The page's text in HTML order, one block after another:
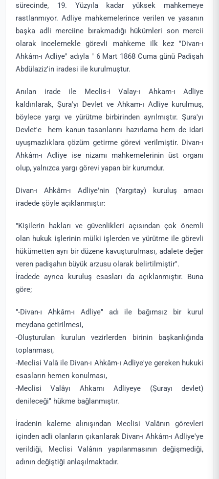
sürecinde, 19. Yüzyıla kadar yüksek mahkemeye
rastlanmıyor. Adliye mahkemelerince verilen ve yasanın
başka adli merciine bırakmadığı hükümleri son mercii
olarak incelemekle görevli mahkeme ilk kez "Divan-ı
Ahkâm-ı Adliye" adıyla " 6 Mart 1868 Cuma günü Padişah
Abdülaziz'in iradesi ile kurulmuştur.
Anılan irade ile Meclis-i Valay-ı Ahkam-ı Adliye
kaldırılarak, Şura'yı Devlet ve Ahkam-ı Adliye kurulmuş,
böylece yargı ve yürütme birbirinden ayrılmıştır. Şura'yı
Devlet'e hem kanun tasarılarını hazırlama hem de idari
uyuşmazlıklara çözüm getirme görevi verilmiştir. Divan-ı
Ahkâm-ı Adliye ise nizamı mahkemelerinin üst organı
olup, yalnızca yargı görevi yapan bir kurumdur.
Divan-ı Ahkâm-ı Adliye'nin (Yargıtay) kuruluş amacı
iradede şöyle açıklanmıştır:
"Kişilerin hakları ve güvenlikleri açısından çok önemli
olan hukuk işlerinin mülki işlerden ve yürütme ile görevli
hükümetten ayrı bir düzene kavuşturulması, adalete değer
veren padişahın büyük arzusu olarak belirtilmiştir".
İradede ayrıca kuruluş esasları da açıklanmıştır. Buna
göre;
"-Divan-ı Ahkâm-ı Adliye" adı ile bağımsız bir kurul
meydana getirilmesi,
-Oluşturulan kurulun vezirlerden birinin başkanlığında
toplanması,
-Meclisi Valâ ile Divan-ı Ahkâm-ı Adliye'ye gereken hukuki
esasların hemen konulması,
-Meclisi Valâyı Ahkamı Adliyeye (Şurayı devlet)
denileceği" hükme bağlanmıştır.
İradenin kaleme alınışından Meclisi Valânın görevleri
içinden adli olanların çıkarılarak Divan-ı Ahkâm-ı Adliye'ye
verildiği, Meclisi Valânın yapılanmasının değişmediği,
adının değiştiği anlaşılmaktadır.